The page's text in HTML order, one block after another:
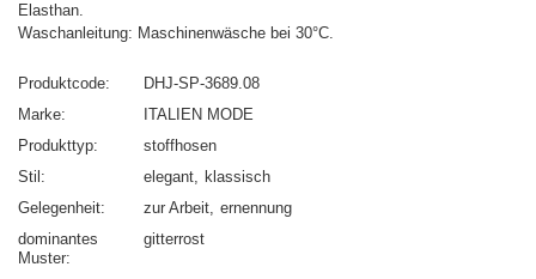
Elasthan.
Waschanleitung: Maschinenwäsche bei 30°C.
Produktcode
DHJ-SP-3689.08
Marke
ITALIEN MODE
Produkttyp
stoffhosen
Stil
elegant
klassisch
Gelegenheit
zur Arbeit ernennung
dominantes
Muster
gitterrost